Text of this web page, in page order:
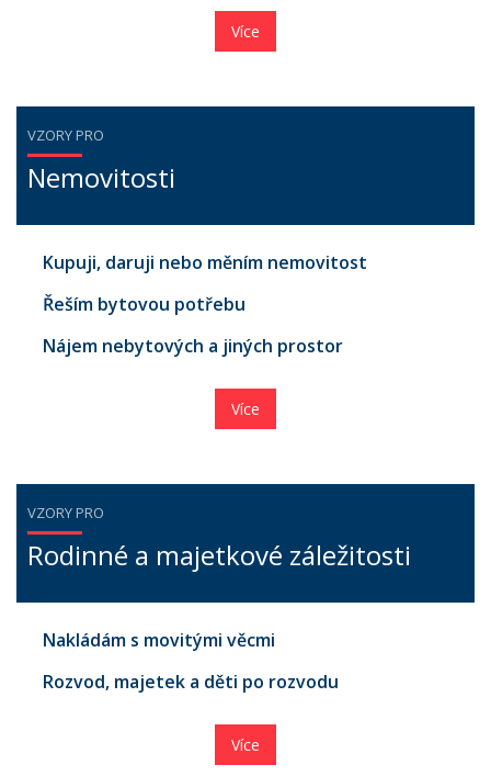
Více
VZORY PRO
Nemovitosti
Kupuji, daruji nebo měním nemovitost
Řeším bytovou potřebu
Nájem nebytových a jiných prostor
Více
VZORY PRO
Rodinné a majetkové záležitosti
Nakládám s movitými věcmi
Rozvod, majetek a děti po rozvodu
Více